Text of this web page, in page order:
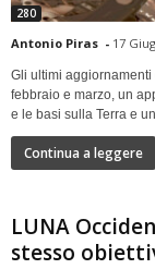
280
Antonio Piras - 17
Gli ultimi
febbraio e marzo, un
e le basi sulla Terra e
Continua a leggere
LUNA
stesso